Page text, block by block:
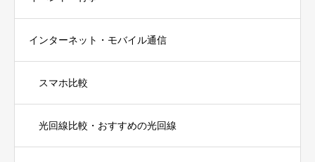
インターネット・モバイル通信
スマホ比較
光回線比較・おすすめの光回線